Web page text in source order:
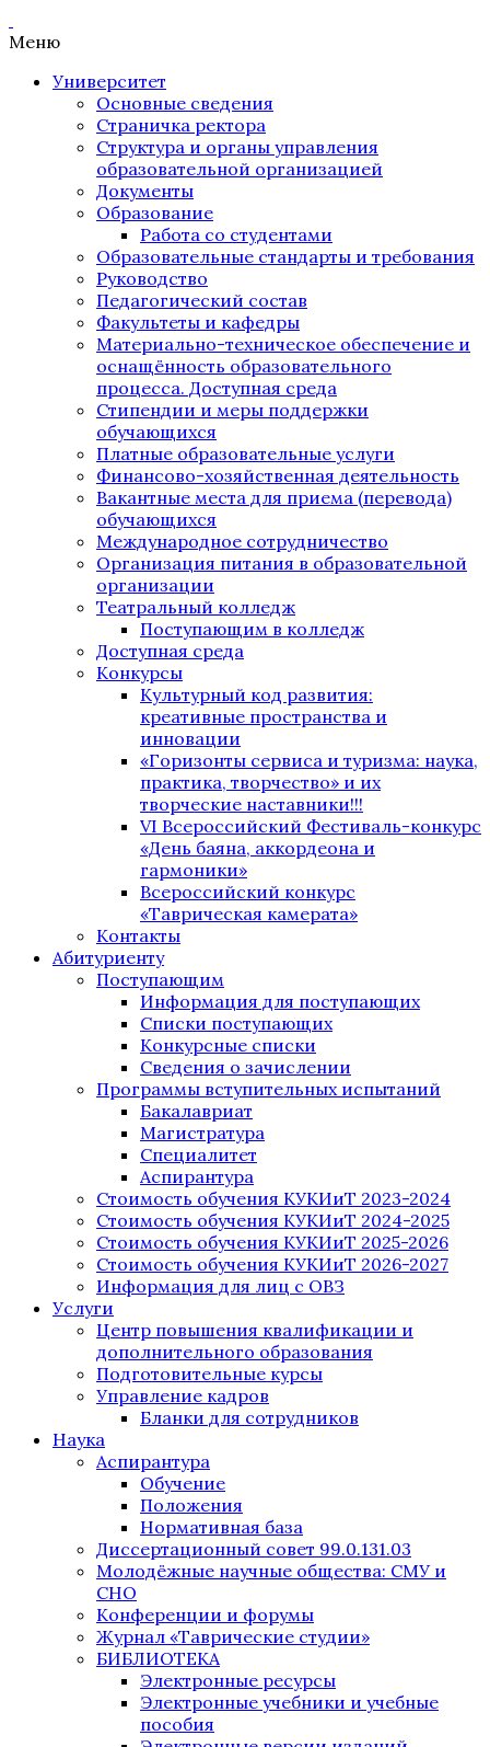
Меню
Университет
Основные сведения
Страничка ректора
Структура и органы управления
образовательной организацией
Документы
Образование
Работа со студентами
Образовательные стандарты и требования
Руководство
Педагогический состав
Факультеты и кафедры
Материально-техническое обеспечение и
оснащённость образовательного
процесса. Доступная среда
Стипендии и меры поддержки
обучающихся
Платные образовательные услуги
Финансово-хозяйственная деятельность
Вакантные места для приема (перевода)
обучающихся
Международное сотрудничество
Организация питания в образовательной
организации
Театральный колледж
Поступающим в колледж
Доступная среда
Конкурсы
Культурный код развития:
креативные пространства и
инновации
«Горизонты сервиса и туризма: наука,
практика, творчество» и их
творческие наставники!!!
VI Всероссийский Фестиваль-конкурс
«День баяна, аккордеона и
гармоники»
Всероссийский конкурс
«Таврическая камерата»
Контакты
Абитуриенту
Поступающим
Информация для поступающих
Списки поступающих
Конкурсные списки
Сведения о зачислении
Программы вступительных испытаний
Бакалавриат
Магистратура
Специалитет
Аспирантура
Стоимость обучения КУКИиТ 2023-2024
Стоимость обучения КУКИиТ 2024-2025
Стоимость обучения КУКИиТ 2025-2026
Стоимость обучения КУКИиТ 2026-2027
Информация для лиц с ОВЗ
Услуги
Центр повышения квалификации и
дополнительного образования
Подготовительные курсы
Управление кадров
Бланки для сотрудников
Наука
Аспирантура
Обучение
Положения
Нормативная база
Диссертационный совет 99.0.131.03
Молодёжные научные общества: СМУ и
СНО
Конференции и форумы
Журнал «Таврические студии»
БИБЛИОТЕКА
Электронные ресурсы
Электронные учебники и учебные
пособия